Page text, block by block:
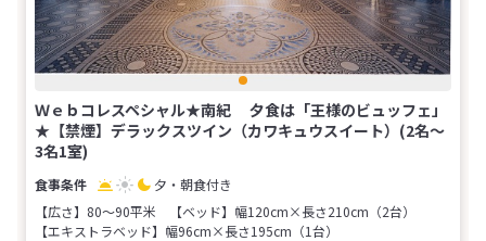
Ｗｅｂコレスペシャル★南紀 夕食は「王様のビュッフェ」
★【禁煙】デラックスツイン（カワキュウスイート）(2名～
3名1室)
夕・朝食付き
【広さ】80～90平米
【ベッド】幅120cm×長さ210cm（2台）
【エキストラベッド】幅96cm×長さ195cm（1台）